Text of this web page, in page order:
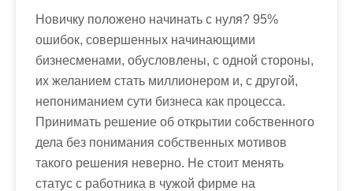
Новичку положено начинать с нуля? 95%
ошибок, совершенных начинающими
бизнесменами, обусловлены, с одной стороны,
их желанием стать миллионером и, с другой,
непониманием сути бизнеса как процесса.
Принимать решение об открытии собственного
дела без понимания собственных мотивов
такого решения неверно. Не стоит менять
статус с работника в чужой фирме на